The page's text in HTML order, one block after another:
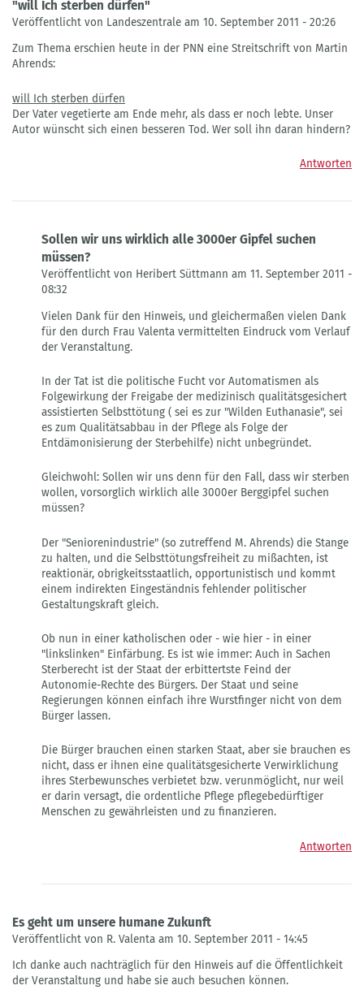
"will Ich sterben dürfen"
Veröffentlicht von Landeszentrale am 10. September 2011 - 20:26
Zum Thema erschien heute in der PNN eine Streitschrift von Martin
Ahrends:
will Ich sterben dürfen
Der Vater vegetierte am Ende mehr, als dass er noch lebte. Unser
Autor wünscht sich einen besseren Tod. Wer soll ihn daran hindern?
Antworten
Sollen wir uns wirklich alle 3000er Gipfel suchen
müssen?
Veröffentlicht von Heribert Süttmann am 11. September 2011 -
08:32
auf
"will
Ich
dürfen"
von
Landeszentrale
Vielen Dank für den Hinweis, und gleichermaßen vielen Dank
für den durch Frau Valenta vermittelten Eindruck vom Verlauf
der Veranstaltung.
In der Tat ist die politische Fucht vor Automatismen als
Folgewirkung der Freigabe der medizinisch qualitätsgesichert
assistierten Selbsttötung ( sei es zur "Wilden Euthanasie", sei
es zum Qualitätsabbau in der Pflege als Folge der
Entdämonisierung der Sterbehilfe) nicht unbegründet.
Gleichwohl: Sollen wir uns denn für den Fall, dass wir sterben
wollen, vorsorglich wirklich alle 3000er Berggipfel suchen
müssen?
Der "Seniorenindustrie" (so zutreffend M. Ahrends) die Stange
zu halten, und die Selbsttötungsfreiheit zu mißachten, ist
reaktionär, obrigkeitsstaatlich, opportunistisch und kommt
einem indirekten Eingeständnis fehlender politischer
Gestaltungskraft gleich.
Ob nun in einer katholischen oder - wie hier - in einer
"linkslinken" Einfärbung. Es ist wie immer: Auch in Sachen
Sterberecht ist der Staat der erbittertste Feind der
Autonomie-Rechte des Bürgers. Der Staat und seine
Regierungen können einfach ihre Wurstfinger nicht von dem
Bürger lassen.
Die Bürger brauchen einen starken Staat, aber sie brauchen es
nicht, dass er ihnen eine qualitätsgesicherte Verwirklichung
ihres Sterbewunsches verbietet bzw. verunmöglicht, nur weil
er darin versagt, die ordentliche Pflege pflegebedürftiger
Menschen zu gewährleisten und zu finanzieren.
Antworten
Es geht um unsere humane Zukunft
Veröffentlicht von R. Valenta am 10. September 2011 - 14:45
Ich danke auch nachträglich für den Hinweis auf die Öffentlichkeit
der Veranstaltung und habe sie auch besuchen können.